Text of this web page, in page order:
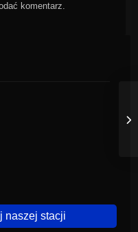
komentarz.
naszej stacji